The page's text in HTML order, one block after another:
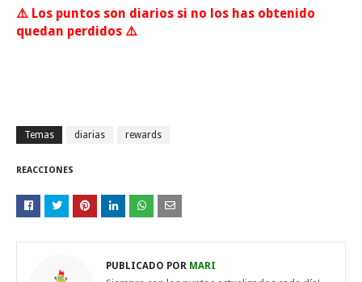
⚠️ Los puntos son diarios si no los has obtenido
quedan perdidos ⚠️
Temas diarias rewards
REACCIONES
PUBLICADO POR MARI